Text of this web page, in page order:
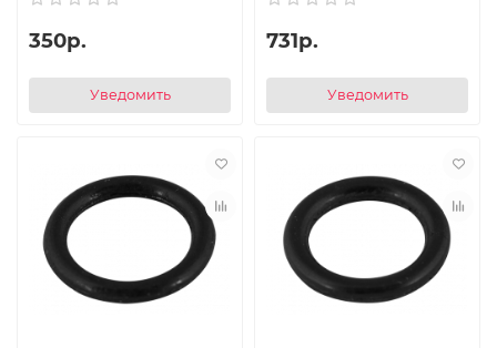
350р.
Уведомить
731р.
Уведомить